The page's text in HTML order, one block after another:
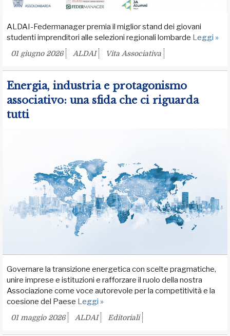
ALDAI-Federmanager premia il miglior stand dei giovani
studenti imprenditori alle selezioni regionali lombarde Leggi »
01 giugno 2026 ALDAI Vita Associativa
Energia, industria e protagonismo
associativo: una sfida che ci riguarda
tutti
Governare la transizione energetica con scelte pragmatiche,
unire imprese e istituzioni e rafforzare il ruolo della nostra
Associazione come voce autorevole per la competitività e la
coesione del Paese Leggi »
01 maggio 2026 ALDAI Editoriali